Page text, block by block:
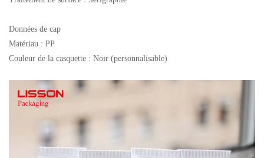
Données de cap
Matériau : PP
Couleur de la casquette : Noir (personnalisable)